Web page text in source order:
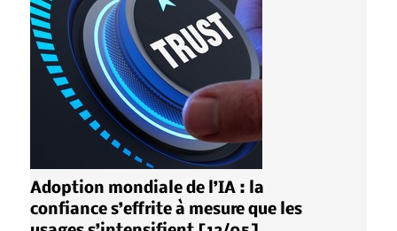
Adoption mondiale de l’IA : la
confiance s’effrite à mesure que les